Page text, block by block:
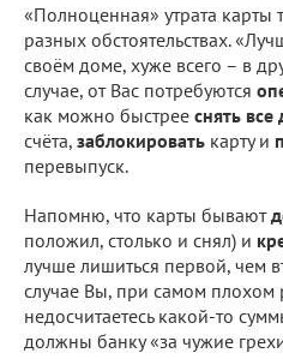
«Полноценная» утрата
разных обстоятельствах.
своём доме, хуже всего – в
случае, от Вас потребуются
как можно быстрее снять все
счёта, заблокировать карту и
перевыпуск.
Напомню, что карты бывают
положил, столько и снял) и
лучше лишиться первой, чем
случае Вы, при самом плохом
недосчитаетесь какой-то
должны банку «за чужие